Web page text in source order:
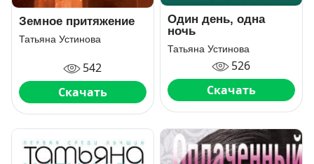
Земное притяжение
Татьяна Устинова
542
Скачать
Один день, одна
ночь
Татьяна Устинова
526
Скачать